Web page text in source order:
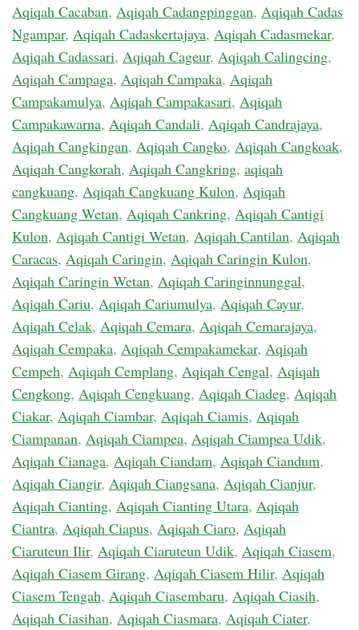
Aqiqah Cacaban, Aqiqah Cadangpinggan, Aqiqah Cadas
Ngampar, Aqiqah Cadaskertajaya, Aqiqah Cadasmekar,
Aqiqah Cadassari, Aqiqah Cageur, Aqiqah Calingcing,
Aqiqah Campaga, Aqiqah Campaka, Aqiqah
Campakamulya, Aqiqah Campakasari, Aqiqah
Campakawarna, Aqiqah Candali, Aqiqah Candrajaya,
Aqiqah Cangkingan, Aqiqah Cangko, Aqiqah Cangkoak,
Aqiqah Cangkorah, Aqiqah Cangkring, aqiqah
cangkuang, Aqiqah Cangkuang Kulon, Aqiqah
Cangkuang Wetan, Aqiqah Cankring, Aqiqah Cantigi
Kulon, Aqiqah Cantigi Wetan, Aqiqah Cantilan, Aqiqah
Caracas, Aqiqah Caringin, Aqiqah Caringin Kulon,
Aqiqah Caringin Wetan, Aqiqah Caringinnunggal,
Aqiqah Cariu, Aqiqah Cariumulya, Aqiqah Cayur,
Aqiqah Celak, Aqiqah Cemara, Aqiqah Cemarajaya,
Aqiqah Cempaka, Aqiqah Cempakamekar, Aqiqah
Cempeh, Aqiqah Cemplang, Aqiqah Cengal, Aqiqah
Cengkong, Aqiqah Cengkuang, Aqiqah Ciadeg, Aqiqah
Ciakar, Aqiqah Ciambar, Aqiqah Ciamis, Aqiqah
Ciampanan, Aqiqah Ciampea, Aqiqah Ciampea Udik,
Aqiqah Cianaga, Aqiqah Ciandam, Aqiqah Ciandum,
Aqiqah Ciangir, Aqiqah Ciangsana, Aqiqah Cianjur,
Aqiqah Cianting, Aqiqah Cianting Utara, Aqiqah
Ciantra, Aqiqah Ciapus, Aqiqah Ciaro, Aqiqah
Ciaruteun Ilir, Aqiqah Ciaruteun Udik, Aqiqah Ciasem,
Aqiqah Ciasem Girang, Aqiqah Ciasem Hilir, Aqiqah
Ciasem Tengah, Aqiqah Ciasembaru, Aqiqah Ciasih,
Aqiqah Ciasihan, Aqiqah Ciasmara, Aqiqah Ciater,